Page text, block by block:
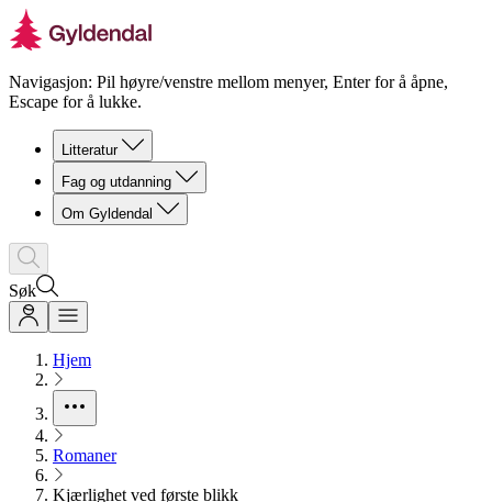
Navigasjon: Pil høyre/venstre mellom menyer, Enter for å åpne,
Escape for å lukke.
Litteratur
Fag og utdanning
Om Gyldendal
Søk
Hjem
Romaner
Kjærlighet ved første blikk